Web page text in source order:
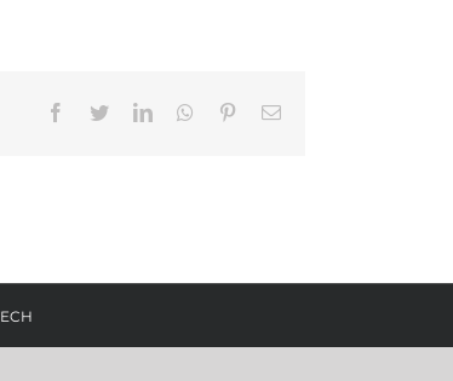
Facebook
TwitterLinkedInWhatsappPinterestEmail